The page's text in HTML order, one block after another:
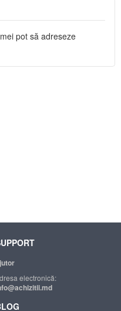
pot să adreseze
electronică: